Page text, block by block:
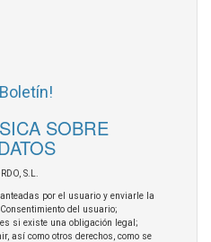
SOBRE
S.L.
por el usuario y enviarle la
del usuario;
si existe una obligación legal;
así como otros derechos, como se